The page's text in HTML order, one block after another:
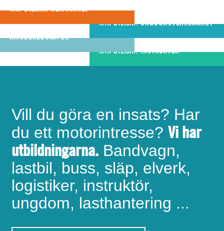
MIN BILKÅR: HEMVÄRNET
ungdomar utvecklas
MIN BILKÅR: UNGDOMSVERKSAMHET
att hjälpa varandra
MIN BILKÅR: CIVILA
KRISBEREDSKAPEN
förutsättningar att bli
riktigt bra
bandvagnsförare
MIN BILKÅR: INSTRUKTÖR
Vill du göra en insats? Har
du ett motorintresse? Vi har
utbildningarna. Bandvagn,
lastbil, buss, släp, elverk,
logistiker, instruktör,
ungdom, lasthantering ...